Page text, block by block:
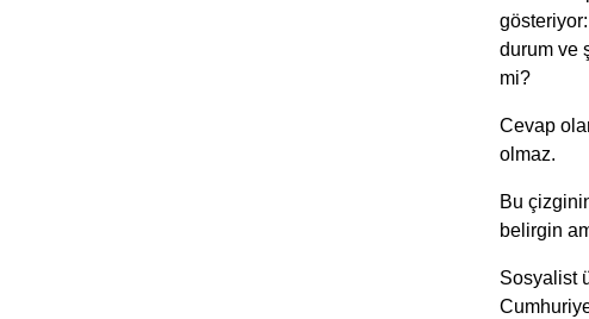
durum ve
mi?
Cevap
olmaz.
Bu
belirgin
Sosyalist